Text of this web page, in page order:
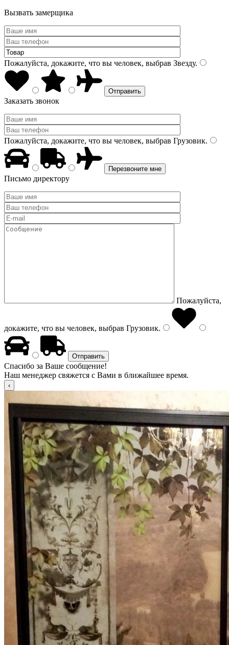
Вызвать замерщика
Пожалуйста, докажите, что вы человек, выбрав Звезду.
Заказать звонок
Пожалуйста, докажите, что вы человек, выбрав Грузовик.
Письмо директору
Пожалуйста,
докажите, что вы человек, выбрав Грузовик.
Спасибо за Ваше сообщение!
Наш менеджер свяжется с Вами в ближайшее время.